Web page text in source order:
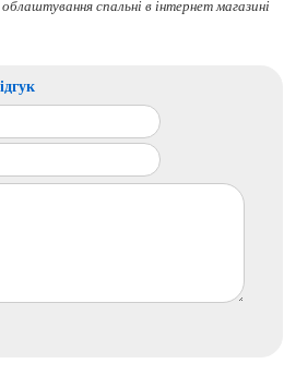
спальні в інтернет магазині